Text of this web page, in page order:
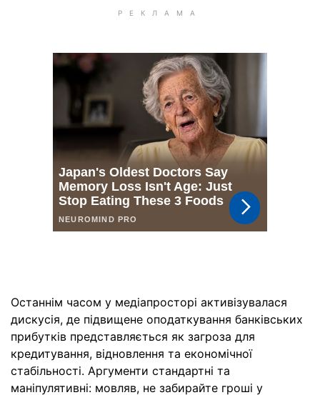
Останнім часом у медіапросторі активізувалася
дискусія, де підвищене оподаткування банківських
прибутків представляється як загроза для
кредитування, відновлення та економічної
стабільності. Аргументи стандартні та
маніпулятивні: мовляв, не забирайте гроші у